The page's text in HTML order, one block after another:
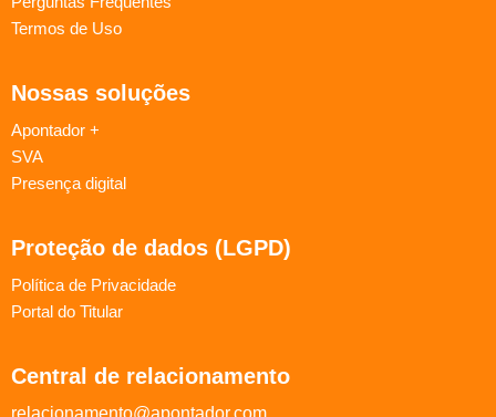
Termos de Uso
Nossas soluções
Apontador +
SVA
Presença digital
Proteção de dados (LGPD)
Política de Privacidade
Portal do Titular
Central de relacionamento
relacionamento@apontador.com